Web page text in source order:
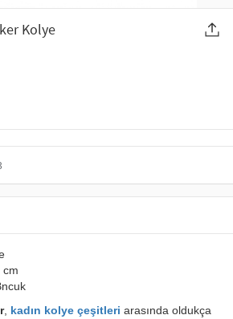
Kolye
cm
, kadın kolye çeşitleri arasında oldukça